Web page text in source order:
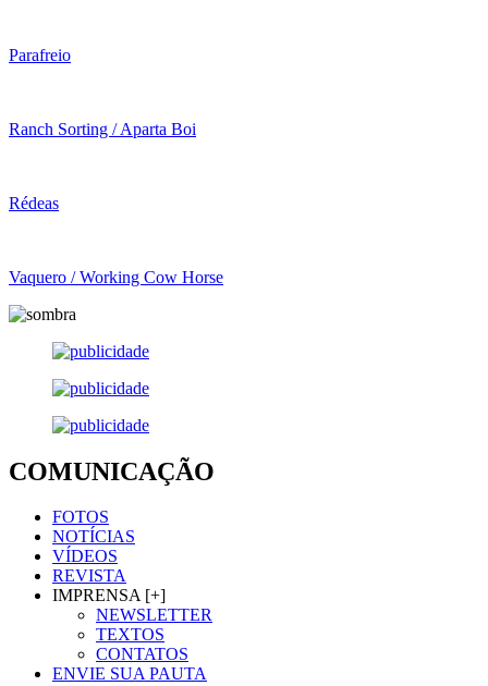
Parafreio
Ranch Sorting / Aparta Boi
Rédeas
Vaquero / Working Cow Horse
COMUNICAÇÃO
FOTOS
NOTÍCIAS
VÍDEOS
REVISTA
IMPRENSA [+]
NEWSLETTER
TEXTOS
CONTATOS
ENVIE SUA PAUTA